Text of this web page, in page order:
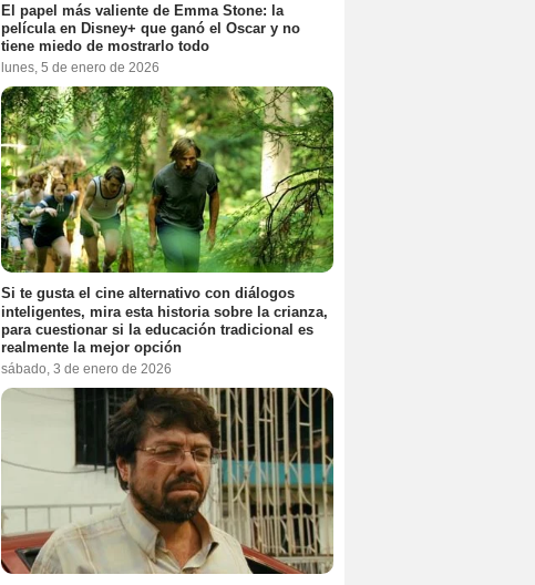
El papel más valiente de Emma Stone: la
película en Disney+ que ganó el Oscar y no
tiene miedo de mostrarlo todo
lunes, 5 de enero de 2026
Si te gusta el cine alternativo con diálogos
inteligentes, mira esta historia sobre la crianza,
para cuestionar si la educación tradicional es
realmente la mejor opción
sábado, 3 de enero de 2026